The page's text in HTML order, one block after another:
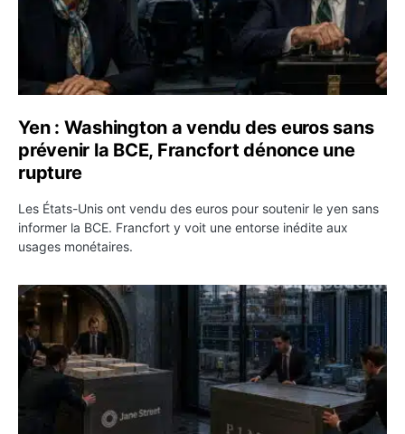
Yen : Washington a vendu des euros sans
prévenir la BCE, Francfort dénonce une
rupture
Les États-Unis ont vendu des euros pour soutenir le yen sans
informer la BCE. Francfort y voit une entorse inédite aux
usages monétaires.
Jane Street négocie le transfert de 11 milliards de